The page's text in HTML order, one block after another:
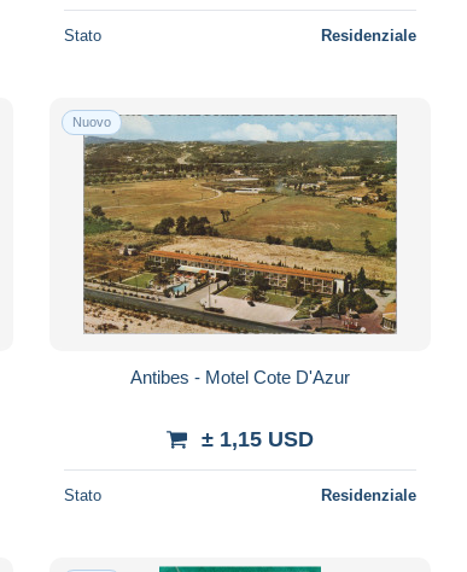
Stato Residenziale
Nuovo
Antibes - Motel Cote D'Azur
± 1,15 USD
Stato Residenziale